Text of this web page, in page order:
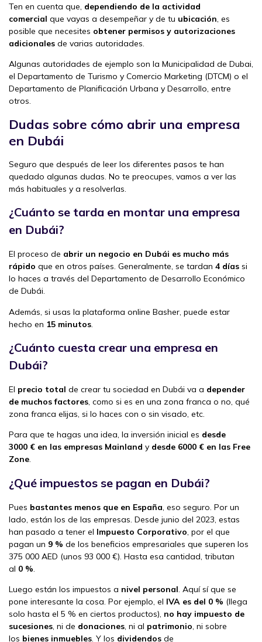
Ten en cuenta que, dependiendo de la actividad
comercial que vayas a desempeñar y de tu ubicación, es
posible que necesites obtener permisos y autorizaciones
adicionales de varias autoridades.
Algunas autoridades de ejemplo son la Municipalidad de Dubai,
el Departamento de Turismo y Comercio Marketing (DTCM) o el
Departamento de Planificación Urbana y Desarrollo, entre
otros.
Dudas sobre cómo abrir una empresa
en Dubái
Seguro que después de leer los diferentes pasos te han
quedado algunas dudas. No te preocupes, vamos a ver las
más habituales y a resolverlas.
¿Cuánto se tarda en montar una empresa
en Dubái?
El proceso de abrir un negocio en Dubái es mucho más
rápido que en otros países. Generalmente, se tardan 4 días si
lo haces a través del Departamento de Desarrollo Económico
de Dubái.
Además, si usas la plataforma online Basher, puede estar
hecho en 15 minutos.
¿Cuánto cuesta crear una empresa en
Dubái?
El precio total de crear tu sociedad en Dubái va a depender
de muchos factores, como si es en una zona franca o no, qué
zona franca elijas, si lo haces con o sin visado, etc.
Para que te hagas una idea, la inversión inicial es desde
3000 € en las empresas Mainland y desde 6000 € en las Free
Zone.
¿Qué impuestos se pagan en Dubái?
Pues bastantes menos que en España, eso seguro. Por un
lado, están los de las empresas. Desde junio del 2023, estas
han pasado a tener el Impuesto Corporativo, por el que
pagan un 9 % de los beneficios empresariales que superen los
375 000 AED (unos 93 000 €). Hasta esa cantidad, tributan
al 0 %.
Luego están los impuestos a nivel personal. Aquí sí que se
pone interesante la cosa. Por ejemplo, el IVA es del 0 % (llega
solo hasta el 5 % en ciertos productos), no hay impuesto de
sucesiones, ni de donaciones, ni al patrimonio, ni sobre
los bienes inmuebles. Y los dividendos de